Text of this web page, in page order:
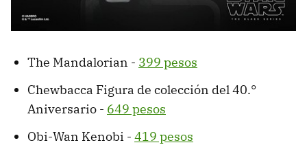
The Mandalorian - 399 pesos
Chewbacca Figura de colección del 40.°
Aniversario - 649 pesos
Obi-Wan Kenobi - 419 pesos